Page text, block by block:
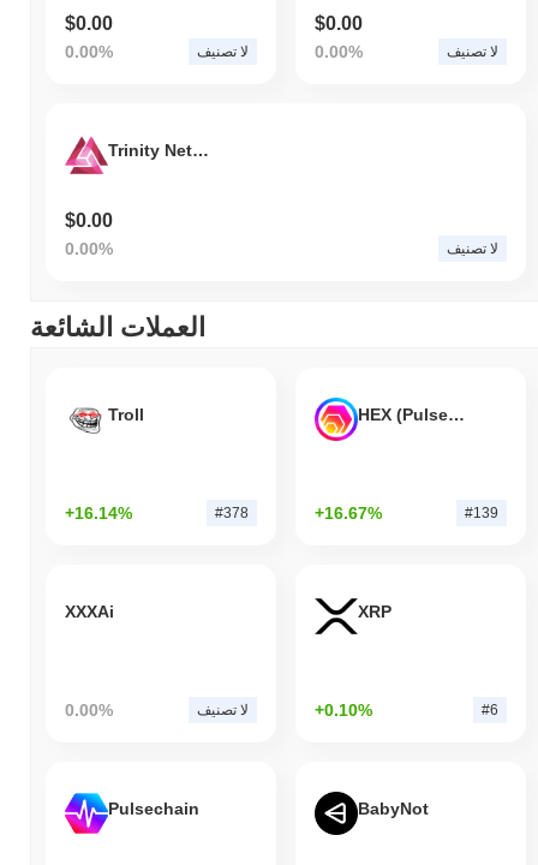
$0.00
0.00% لا تصنيف
$0.00
0.00% لا تصنيف
Trinity Network Credit
$0.00
0.00% لا تصنيف
العملات الشائعة
Troll
+16.14% #378
HEX (Pulsechain)
+16.67% #139
XXXAi
0.00% لا تصنيف
XRP
+0.10% #6
Pulsechain BabyNot